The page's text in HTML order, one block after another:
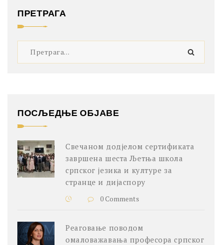
ПРЕТРАГА
ПОСЉЕДЊЕ ОБЈАВЕ
Свечаном додјелом сертификата
завршена шеста Љетња школа
српског језика и културе за
странце и дијаспору
0 Comments
Реаговање поводом
омаловажавања професора српског